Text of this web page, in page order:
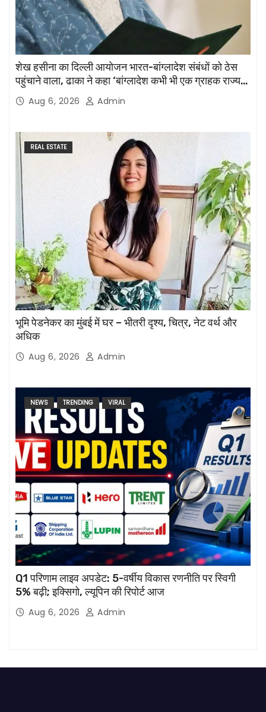
शेख हसीना का दिल्ली आयोजन भारत-बांग्लादेश संबंधों को ठेस
पहुंचाने वाला, ढाका ने कहा ‘बांग्लादेश कभी भी एक ग्राहक राज्य
नहीं होगा’
Aug 6, 2026 Admin
REAL ESTATE
भूमि पेडनेकर का मुंबई में घर – भीतरी दृश्य, चित्र, नेट वर्थ और
अधिक
Aug 6, 2026 Admin
NEWS TRENDING VIRAL
Q1 परिणाम लाइव अपडेट: 5-वर्षीय विकास रणनीति पर स्विगी
5% बढ़ी; इक्सिगो, ल्यूपिन की रिपोर्ट आज
Aug 6, 2026 Admin